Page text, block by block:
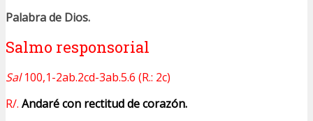
Palabra de Dios.
Salmo responsorial
Sal100,1-2ab.2cd-3ab.5.6 (R.: 2c)
R/. Andaré con rectitud de corazón.